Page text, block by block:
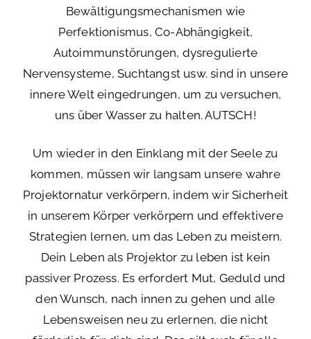
Bewältigungsmechanismen wie
Perfektionismus, Co-Abhängigkeit,
Autoimmunstörungen, dysregulierte
Nervensysteme, Suchtangst usw. sind in unsere
innere Welt eingedrungen, um zu versuchen,
uns über Wasser zu halten. AUTSCH!
Um wieder in den Einklang mit der Seele zu
kommen, müssen wir langsam unsere wahre
Projektornatur verkörpern, indem wir Sicherheit
in unserem Körper verkörpern und effektivere
Strategien lernen, um das Leben zu meistern.
Dein Leben als Projektor zu leben ist kein
passiver Prozess. Es erfordert Mut, Geduld und
den Wunsch, nach innen zu gehen und alle
Lebensweisen neu zu erlernen, die nicht